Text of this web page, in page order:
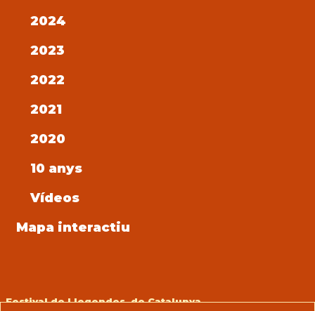
2024
2023
2022
2021
2020
10 anys
Vídeos
Mapa interactiu
Festival de Llegendes de Catalunya